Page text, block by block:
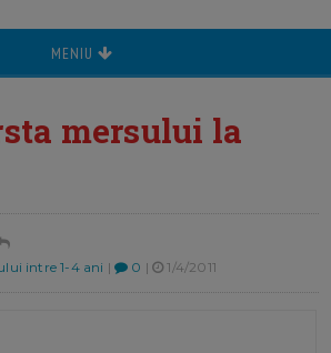
MENIU
mersului la
intre 1-4 ani | 0 | 1/4/2011